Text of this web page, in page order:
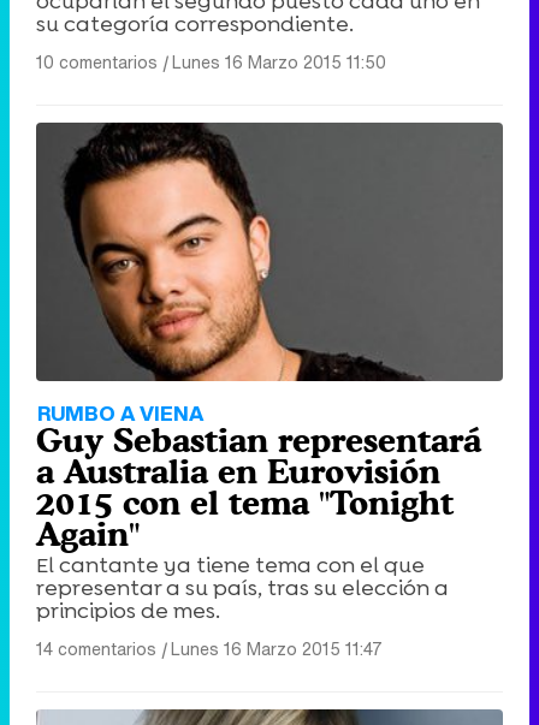
su categoría correspondiente.
10 comentarios |Lunes 16 Marzo 2015 11:50
RUMBO A VIENA
Guy Sebastian representará
a Australia en Eurovisión
2015 con el tema "Tonight
Again"
El cantante ya tiene tema con el que
representar a su país, tras su elección a
principios de mes.
14 comentarios |Lunes 16 Marzo 2015 11:47